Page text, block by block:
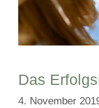
Das
4. November